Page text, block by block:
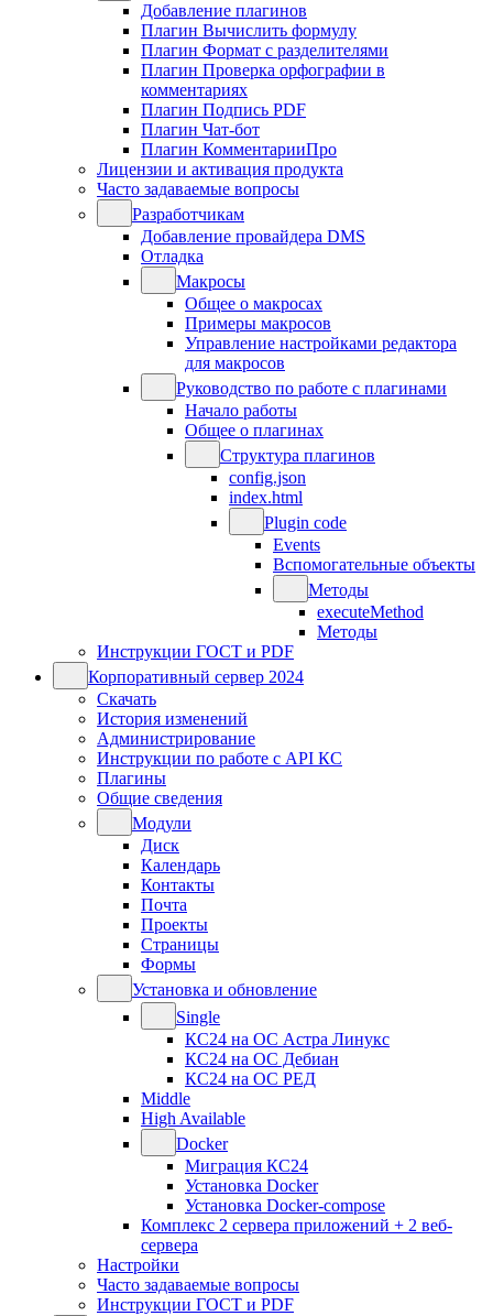
Добавление плагинов
Плагин Вычислить формулу
Плагин Формат с разделителями
Плагин Проверка орфографии в
комментариях
Плагин Подпись PDF
Плагин Чат-бот
Плагин КомментарииПро
Лицензии и активация продукта
Часто задаваемые вопросы
Разработчикам
Добавление провайдера DMS
Отладка
Макросы
Общее о макросах
Примеры макросов
Управление настройками редактора
для макросов
Руководство по работе с плагинами
Начало работы
Общее о плагинах
Структура плагинов
config.json
index.html
Plugin code
Events
Вспомогательные объекты
Методы
executeMethod
Методы
Инструкции ГОСТ и PDF
Корпоративный сервер 2024
Скачать
История изменений
Администрирование
Инструкции по работе с API КС
Плагины
Общие сведения
Модули
Диск
Календарь
Контакты
Почта
Проекты
Страницы
Формы
Установка и обновление
Single
КС24 на ОС Астра Линукс
КС24 на ОС Дебиан
КС24 на ОС РЕД
Middle
High Available
Docker
Миграция КС24
Установка Docker
Установка Docker-compose
Комплекс 2 сервера приложений + 2 веб-
сервера
Настройки
Часто задаваемые вопросы
Инструкции ГОСТ и PDF